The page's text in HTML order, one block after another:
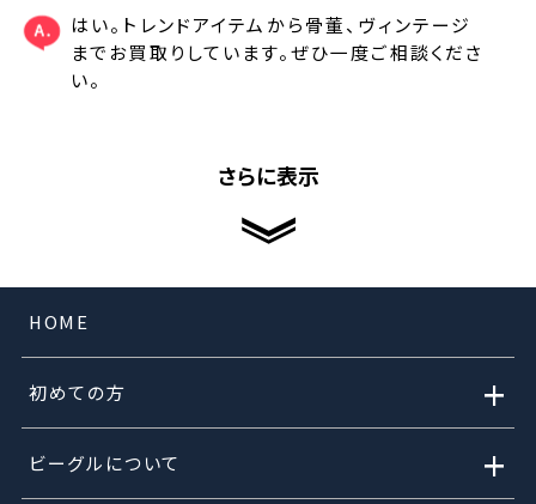
はい。トレンドアイテムから骨董、ヴィンテージ
までお買取りしています。ぜひ一度ご相談くださ
い。
さらに表示
HOME
初めての方 +
ビーグルについて +